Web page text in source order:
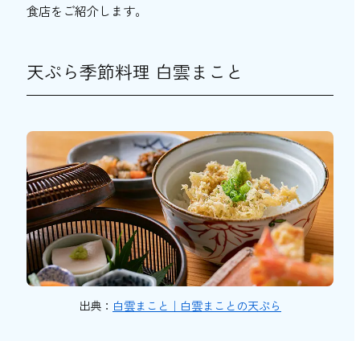
食店をご紹介します。
天ぷら季節料理 白雲まこと
出典： 白雲まこと｜白雲まことの天ぷら